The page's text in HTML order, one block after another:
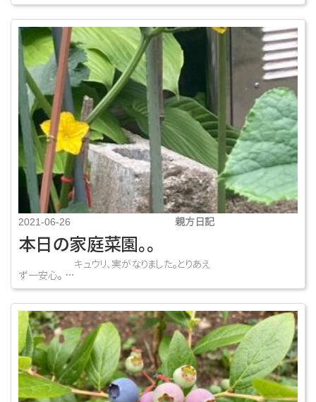
親方日記
2021-06-26
本日の家庭菜園。。
キュウリ、実がなりました。とりあえ
ず一安心。 …